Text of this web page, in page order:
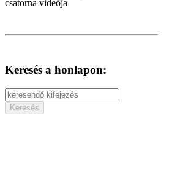
csatorna videója
Keresés a honlapon: